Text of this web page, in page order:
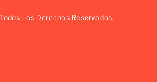
Los Derechos Reservados.